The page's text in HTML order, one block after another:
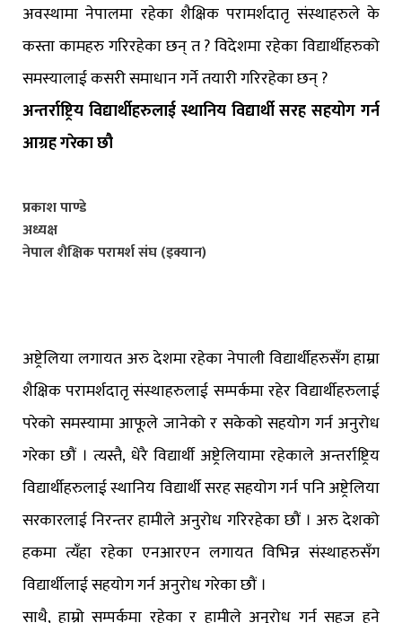
अवस्थामा नेपालमा रहेका शैक्षिक परामर्शदातृ संस्थाहरुले के
कस्ता कामहरु गरिरहेका छन् त ? विदेशमा रहेका विद्यार्थीहरुको
समस्यालाई कसरी समाधान गर्ने तयारी गरिरहेका छन् ?
अन्तर्राष्ट्रिय विद्यार्थीहरुलाई स्थानिय विद्यार्थी सरह सहयोग गर्न
आग्रह गरेका छौ
प्रकाश पाण्डे
अध्यक्ष
नेपाल शैक्षिक परामर्श संघ (इक्यान)
अष्ट्रेलिया लगायत अरु देशमा रहेका नेपाली विद्यार्थीहरुसँग हाम्रा
शैक्षिक परामर्शदातृ संस्थाहरुलाई सम्पर्कमा रहेर विद्यार्थीहरुलाई
परेको समस्यामा आफूले जानेको र सकेको सहयोग गर्न अनुरोध
गरेका छौं । त्यस्तै, धेरै विद्यार्थी अष्ट्रेलियामा रहेकाले अन्तर्राष्ट्रिय
विद्यार्थीहरुलाई स्थानिय विद्यार्थी सरह सहयोग गर्न पनि अष्ट्रेलिया
सरकारलाई निरन्तर हामीले अनुरोध गरिरहेका छौं । अरु देशको
हकमा त्यँहा रहेका एनआरएन लगायत विभिन्न संस्थाहरुसँग
विद्यार्थीलाई सहयोग गर्न अनुरोध गरेका छौं ।